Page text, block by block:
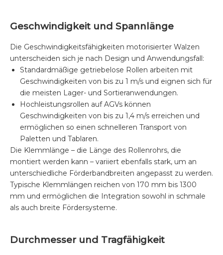
Geschwindigkeit und Spannlänge
Die Geschwindigkeitsfähigkeiten motorisierter Walzen
unterscheiden sich je nach Design und Anwendungsfall:
Standardmäßige getriebelose Rollen arbeiten mit
Geschwindigkeiten von bis zu 1 m/s und eignen sich für
die meisten Lager- und Sortieranwendungen.
Hochleistungsrollen auf AGVs können
Geschwindigkeiten von bis zu 1,4 m/s erreichen und
ermöglichen so einen schnelleren Transport von
Paletten und Tablaren.
Die Klemmlänge – die Länge des Rollenrohrs, die
montiert werden kann – variiert ebenfalls stark, um an
unterschiedliche Förderbandbreiten angepasst zu werden.
Typische Klemmlängen reichen von 170 mm bis 1300
mm und ermöglichen die Integration sowohl in schmale
als auch breite Fördersysteme.
Durchmesser und Tragfähigkeit